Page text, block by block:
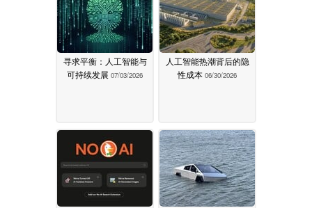
寻求平衡：人工智能与
可持续发展 07/03/2026
人工智能热潮背后的隐
性成本 06/30/2026